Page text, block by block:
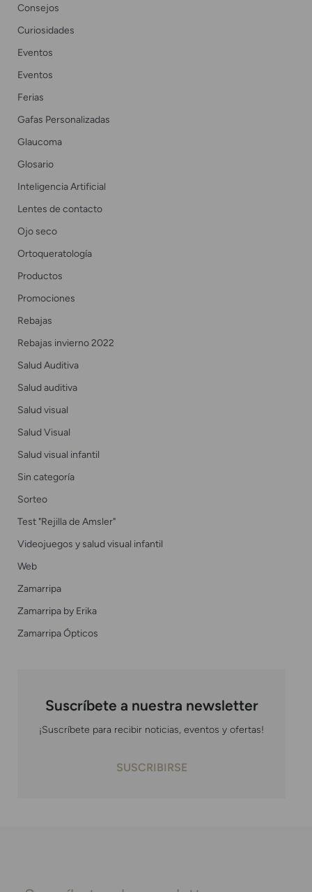
Consejos
Curiosidades
Eventos
Eventos
Ferias
Gafas Personalizadas
Glaucoma
Glosario
Inteligencia Artificial
Lentes de contacto
Ojo seco
Ortoqueratología
Productos
Promociones
Rebajas
Rebajas invierno 2022
Salud Auditiva
Salud auditiva
Salud visual
Salud Visual
Salud visual infantil
Sin categoría
Sorteo
Test "Rejilla de Amsler"
Videojuegos y salud visual infantil
Web
Zamarripa
Zamarripa by Erika
Zamarripa Ópticos
Suscríbete a nuestra newsletter
¡Suscríbete para recibir noticias, eventos y ofertas!
SUSCRIBIRSE